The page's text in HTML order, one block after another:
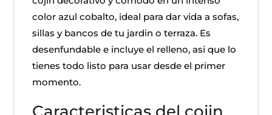
color azul cobalto, ideal para dar vida a sofas,
sillas y bancos de tu jardin o terraza. Es
desenfundable e incluye el relleno, asi que lo
tienes todo listo para usar desde el primer
momento.